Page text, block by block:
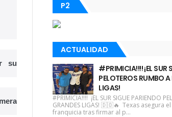
su
P2
ACTUALIDAD
#PRIMICIA!!!! ¡EL SUR
PELOTEROS RUMBO
LIGAS!
#PRIMICIA!!!! ¡EL SUR SIGUE PARIENDO
GRANDES LIGAS! 🇩🇴🔥 Texas asegura
franquicia tras firmar al p...